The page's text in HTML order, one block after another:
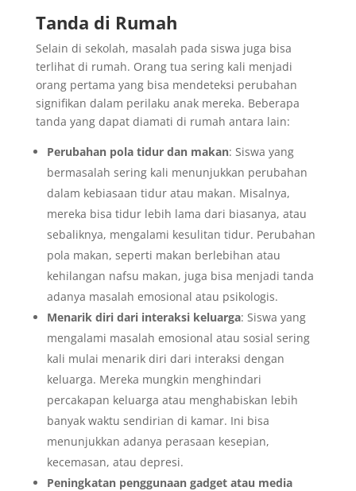
Tanda di Rumah
Selain di sekolah, masalah pada siswa juga bisa
terlihat di rumah. Orang tua sering kali menjadi
orang pertama yang bisa mendeteksi perubahan
signifikan dalam perilaku anak mereka. Beberapa
tanda yang dapat diamati di rumah antara lain:
Perubahan pola tidur dan makan: Siswa yang
bermasalah sering kali menunjukkan perubahan
dalam kebiasaan tidur atau makan. Misalnya,
mereka bisa tidur lebih lama dari biasanya, atau
sebaliknya, mengalami kesulitan tidur. Perubahan
pola makan, seperti makan berlebihan atau
kehilangan nafsu makan, juga bisa menjadi tanda
adanya masalah emosional atau psikologis.
Menarik diri dari interaksi keluarga: Siswa yang
mengalami masalah emosional atau sosial sering
kali mulai menarik diri dari interaksi dengan
keluarga. Mereka mungkin menghindari
percakapan keluarga atau menghabiskan lebih
banyak waktu sendirian di kamar. Ini bisa
menunjukkan adanya perasaan kesepian,
kecemasan, atau depresi.
Peningkatan penggunaan gadget atau media